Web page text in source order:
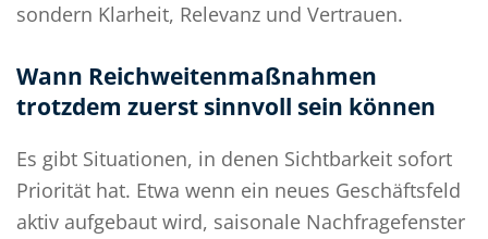
sondern Klarheit, Relevanz und Vertrauen.
Wann Reichweitenmaßnahmen
trotzdem zuerst sinnvoll sein können
Es gibt Situationen, in denen Sichtbarkeit sofort
Priorität hat. Etwa wenn ein neues Geschäftsfeld
aktiv aufgebaut wird, saisonale Nachfragefenster